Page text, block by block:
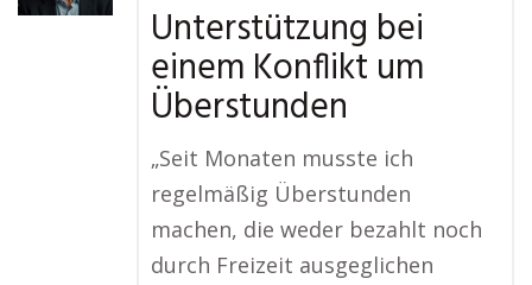
Unterstützung bei
einem Konflikt um
Überstunden
„Seit Monaten musste ich
regelmäßig Überstunden
machen, die weder bezahlt noch
durch Freizeit ausgeglichen